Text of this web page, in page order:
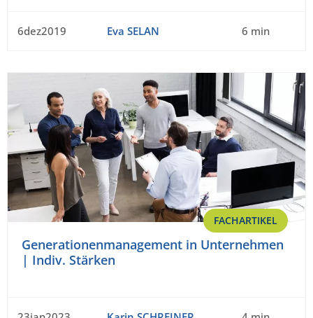
6dez2019 Eva SELAN 6 min
FACHARTIKEL
Generationenmanagement in Unternehmen
| Indiv. Stärken